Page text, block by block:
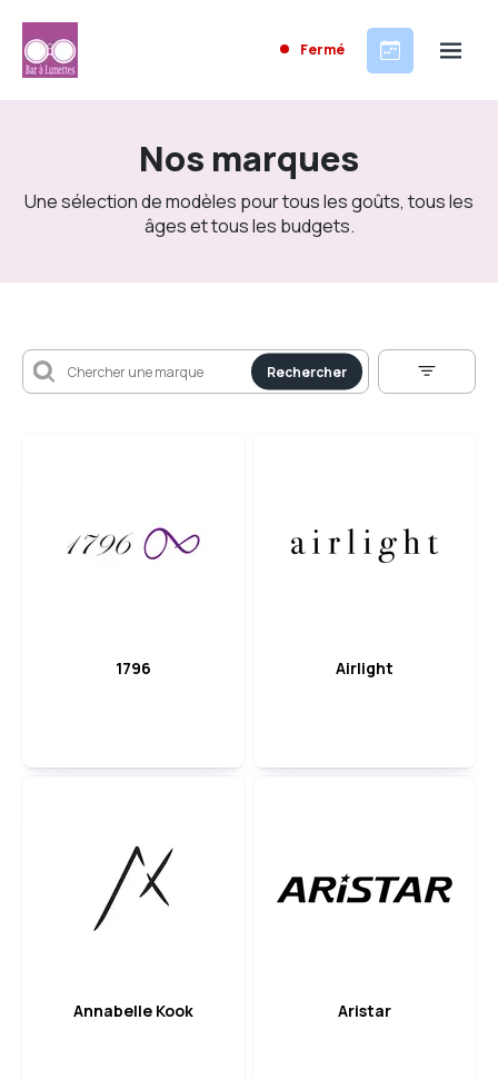
Fermé
Nos marques
Une sélection de modèles pour tous les goûts, tous les
âges et tous les budgets.
Rechercher
1796 Airlight
Annabelle Kook Aristar